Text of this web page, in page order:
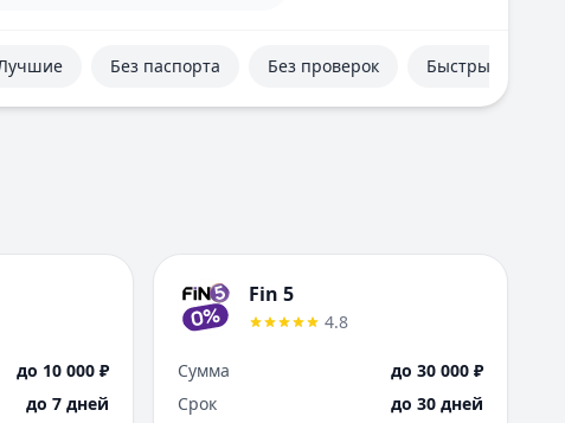
Ижевск
Иркутск
Курск
Липецк
Без паспорта Без проверок Быстрые
до 10 000 ₽
до 7 дней
Fin 5
4.8
Сумма
до 30 000 ₽
Срок
до 30 дней